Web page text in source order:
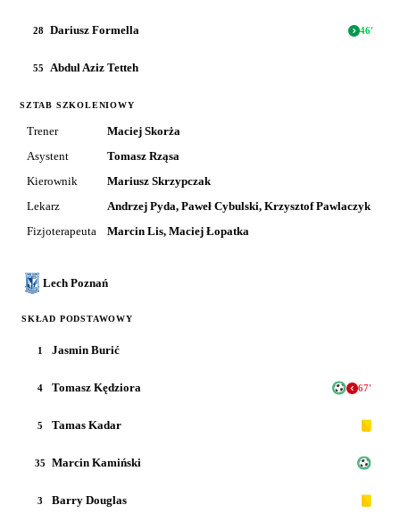
28 Dariusz Formella 46'
55 Abdul Aziz Tetteh
SZTAB SZKOLENIOWY
Trener
Maciej Skorża
Asystent
Tomasz Rząsa
Kierownik
Mariusz Skrzypczak
Lekarz
Andrzej Pyda, Paweł Cybulski, Krzysztof Pawlaczyk
Fizjoterapeuta
Marcin Lis, Maciej Łopatka
Lech Poznań
SKŁAD PODSTAWOWY
1 Jasmin Burić
4 Tomasz Kędziora 67'
5 Tamas Kadar
35 Marcin Kamiński
3 Barry Douglas